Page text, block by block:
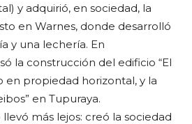
y adquirió, en sociedad, la
en Warnes, donde desarrolló
y una lechería. En
la construcción del edificio “El
en propiedad horizontal, y la
en Tupuraya.
llevó más lejos: creó la sociedad